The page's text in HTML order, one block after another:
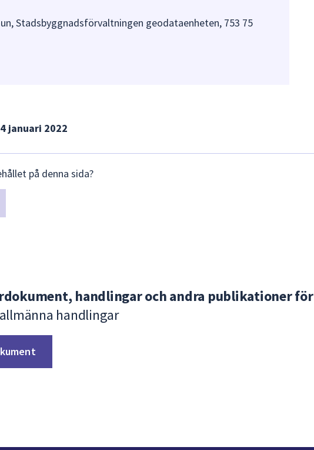
Stadsbyggnadsförvaltningen geodataenheten, 753 75
januari 2022
på denna sida?
handlingar och andra publikationer för
handlingar